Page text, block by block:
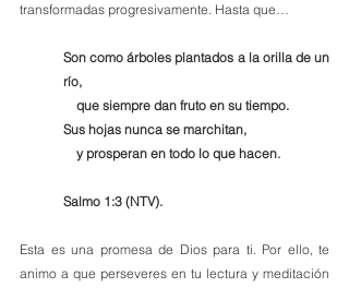
transformadas progresivamente. Hasta que…
Son como árboles plantados a la orilla de un
río,
    que siempre dan fruto en su tiempo.
Sus hojas nunca se marchitan,
    y prosperan en todo lo que hacen.
Salmo 1:3 (NTV).
Esta es una promesa de Dios para ti. Por ello, te
animo a que perseveres en tu lectura y meditación